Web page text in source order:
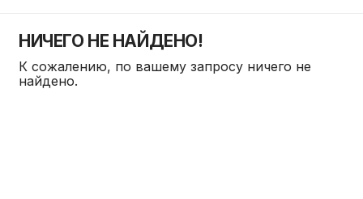
НИЧЕГО НЕ НАЙДЕНО!
К сожалению, по вашему запросу ничего не
найдено.